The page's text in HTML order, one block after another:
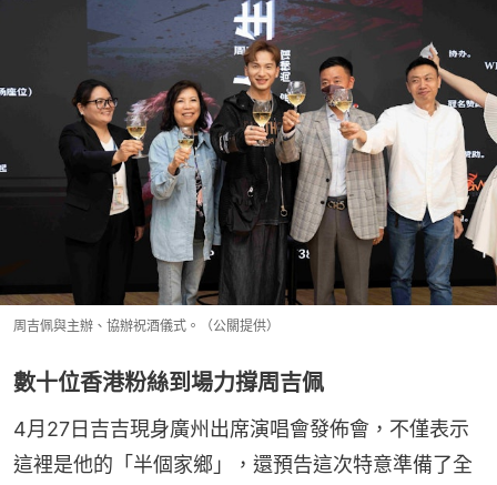
周吉佩與主辦、協辦祝酒儀式。（公關提供）
數十位香港粉絲到場力撐周吉佩
4月27日吉吉現身廣州出席演唱會發佈會，不僅表示
這裡是他的「半個家鄉」，還預告這次特意準備了全